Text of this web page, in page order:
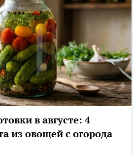
в августе: 4
из овощей с огорода